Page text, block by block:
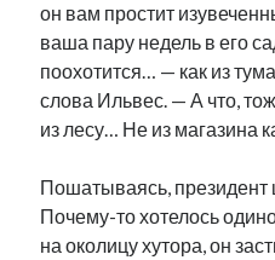
он вам простит
ваша пару недель в его
поохотится… — как из
слова Ильвес. — А что,
из лесу… Не из магазина
Пошатываясь, президент
Почему-то хотелось
на околицу хутора, он